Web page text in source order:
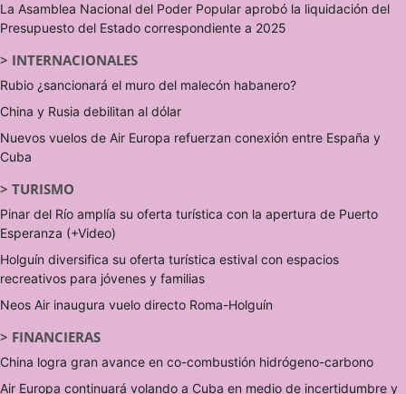
La Asamblea Nacional del Poder Popular aprobó la liquidación del
Presupuesto del Estado correspondiente a 2025
> INTERNACIONALES
Rubio ¿sancionará el muro del malecón habanero?
China y Rusia debilitan al dólar
Nuevos vuelos de Air Europa refuerzan conexión entre España y
Cuba
> TURISMO
Pinar del Río amplía su oferta turística con la apertura de Puerto
Esperanza (+Video)
Holguín diversifica su oferta turística estival con espacios
recreativos para jóvenes y familias
Neos Air inaugura vuelo directo Roma-Holguín
> FINANCIERAS
China logra gran avance en co-combustión hidrógeno-carbono
Air Europa continuará volando a Cuba en medio de incertidumbre y